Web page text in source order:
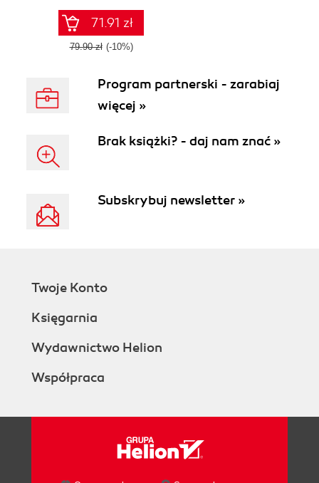
71.91 zł
79.90 zł (-10%)
Program partnerski - zarabiaj
więcej »
Brak książki? - daj nam znać »
Subskrybuj newsletter »
Twoje Konto
Księgarnia
Wydawnictwo Helion
Współpraca